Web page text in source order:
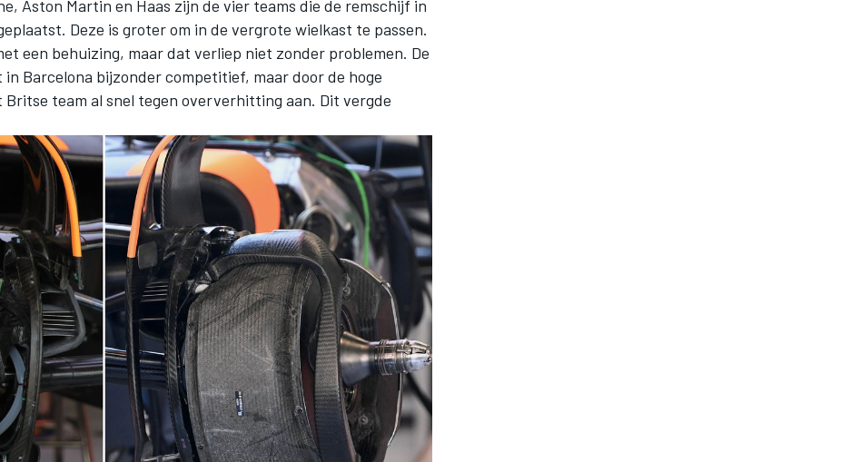
, Aston Martin en Haas zijn de vier teams die de remschijf in
Deze is groter om in de vergrote wielkast te passen.
een behuizing, maar dat verliep niet zonder problemen. De
Barcelona bijzonder competitief, maar door de hoge
team al snel tegen oververhitting aan. Dit vergde